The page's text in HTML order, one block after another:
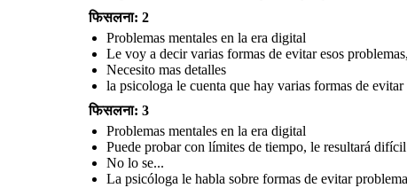
internet
Create your own at Storyboard That
uso del internet
Problemas mentales en la era digital Problemas mentales en la era
No puedo prometer que
funcionara al 100%
intentarlo ¡Mejore muchísimo!
Gracias por
apoyarme por tantos
años ahora vivo feliz
y tranquila
Problemas mentales en la era digital
Puede probar con límites de
tiempo, le resultará difícil al
principio pero con eso podría
फिसलना: 2
Problemas mentales en la era digital
Le voy a decir varias formas de evitar esos
Necesito mas detalles
la psicologa le cuenta que hay varias formas de
फिसलना: 3
Problemas mentales en la era digital
Puede probar con límites de tiempo, le resultará
No lo se...
La psicóloga le habla sobre formas de evitar